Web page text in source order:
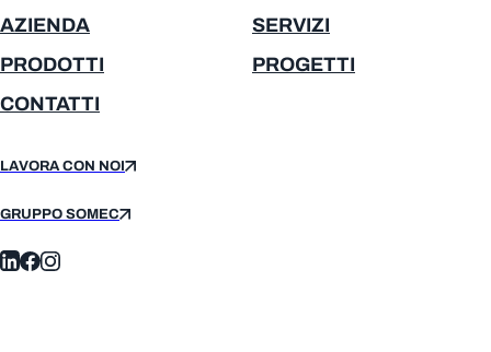
AZIENDA
SERVIZI
PRODOTTI
PROGETTI
CONTATTI
LAVORA CON NOI
GRUPPO SOMEC